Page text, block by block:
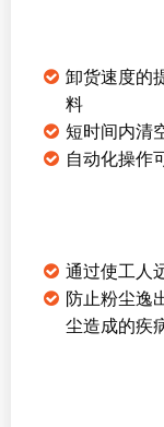
卸货速度的
料
短时间内清
自动化操作
通过使工人
防止粉尘逸
尘造成的疾